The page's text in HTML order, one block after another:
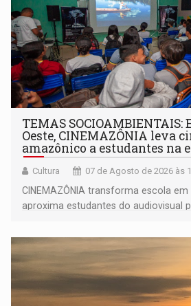
TEMAS SOCIOAMBIENTAIS:
Oeste, CINEMAZÔNIA leva
amazônico a estudantes na
Cultura 07 de Agosto de 2026 às
CINEMAZÔNIA transforma escola
aproxima estudantes do audiovisual